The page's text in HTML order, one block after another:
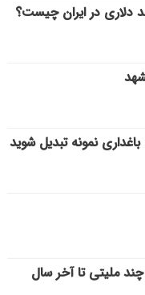
دلاری در ایران چیست؟
باغداری نمونه تبدیل شوید
ملیتی تا آخر سال